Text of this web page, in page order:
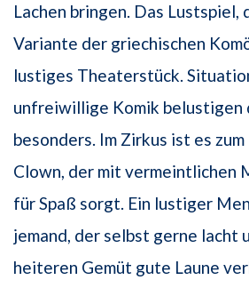
Lachen bringen. Das Lustspiel,
Variante der griechischen
lustiges Theaterstück.
unfreiwillige Komik belustigen
besonders. Im Zirkus ist es
Clown, der mit vermeintlichen
für Spaß sorgt. Ein lustiger
jemand, der selbst gerne lacht
heiteren Gemüt gute Laune